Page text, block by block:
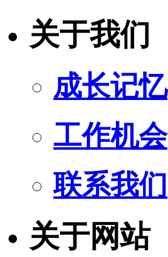
关于我们
成长记忆
工作机会
联系我们
关于网站